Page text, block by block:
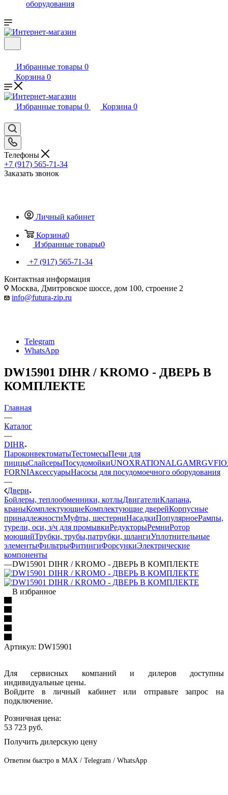
оборудования
Избранные товары 0
Корзина 0
Избранные товары 0 Корзина 0
Телефоны
+7 (917) 565-71-34
Заказать звонок
Личный кабинет
Корзина0
Избранные товары0
+7 (917) 565-71-34
Контактная информация
Москва, Дмитровское шоссе, дом 100, строение 2
info@futura-zip.ru
Telegram
WhatsApp
DW15901 DIHR / KROMO - ДВЕРЬ В
КОМПЛЕКТЕ
Главная
—
Каталог
—
DIHR
ПароконвектоматыТестомесыПечи для
пиццыСлайсерыПосудомойкиUNOXRATIONALGAMRGV
FORNIАксессуарыНасосы для посудомоечного оборудования
—
Двери
Бойлеры, теплообменники, котлыДвигателиКлапана,
краныКомплектующиеКомплектующие дверейКорпусные
принадлежностиМуфты, шестерниНасадкиПопулярноеРампы,
турели, оси, з/ч для промывкиРедукторыРемниРотор
моющийТрубки, трубы,патрубки, шлангиУплотнительные
элементыФильтрыФитингиФорсункиЭлектрические
компоненты
—DW15901 DIHR / KROMO - ДВЕРЬ В КОМПЛЕКТЕ
В избранное
Артикул: DW15901
Для сервисных компаний и дилеров доступны
индивидуальные цены.
Войдите в личный кабинет или отправьте запрос на
подключение.
Розничная цена:
53 723 руб.
Получить дилерскую цену
Ответим быстро в MAX / Telegram / WhatsApp